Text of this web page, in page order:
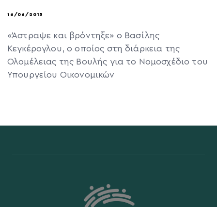
16/06/2015
«Άστραψε και βρόντηξε» ο Βασίλης
Κεγκέρογλου, ο οποίος στη διάρκεια της
Ολομέλειας της Βουλής για το Νομοσχέδιο του
Υπουργείου Οικονομικών